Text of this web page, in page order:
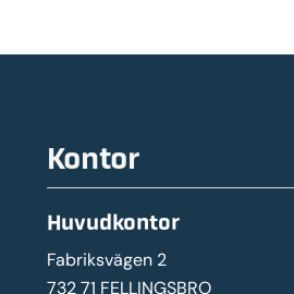
Kontor
Huvudkontor
Fabriksvägen 2
732 71 FELLINGSBRO